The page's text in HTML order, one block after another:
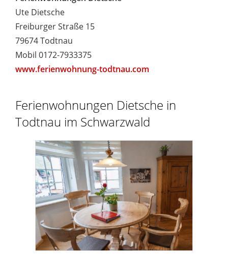
Ute Dietsche
Freiburger Straße 15
79674 Todtnau
Mobil 0172-7933375
www.ferienwohnung-todtnau.com
Ferienwohnungen Dietsche in
Todtnau im Schwarzwald